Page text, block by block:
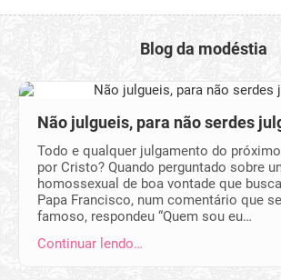
Blog da modéstia
Não julgueis, para não serdes
Todo e qualquer julgamento do
por Cristo? Quando perguntado sobre
homossexual de boa vontade que
Papa Francisco, num comentário que
famoso, respondeu “Quem sou eu…
Continuar lendo…